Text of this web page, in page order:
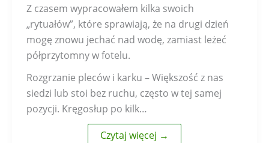
Z czasem wypracowałem kilka swoich
„rytuałów”, które sprawiają, że na drugi dzień
mogę znowu jechać nad wodę, zamiast leżeć
półprzytomny w fotelu.
Rozgrzanie pleców i karku – Większość z nas
siedzi lub stoi bez ruchu, często w tej samej
pozycji. Kręgosłup po kilk…
Czytaj więcej →